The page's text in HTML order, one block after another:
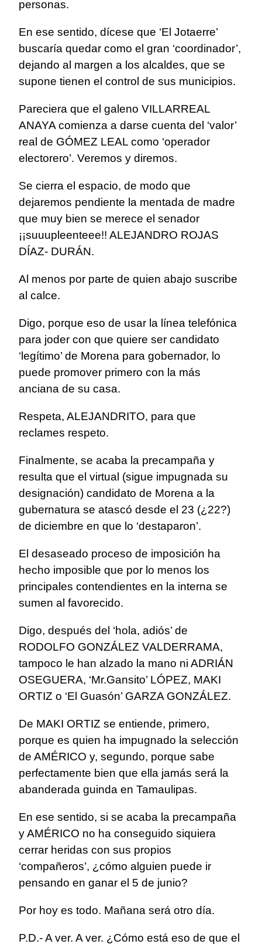
personas.
En ese sentido, dícese que ‘El Jotaerre’
buscaría quedar como el gran ‘coordinador’,
dejando al margen a los alcaldes, que se
supone tienen el control de sus municipios.
Pareciera que el galeno VILLARREAL
ANAYA comienza a darse cuenta del ‘valor’
real de GÓMEZ LEAL como ‘operador
electorero’. Veremos y diremos.
Se cierra el espacio, de modo que
dejaremos pendiente la mentada de madre
que muy bien se merece el senador
¡¡suuupleenteee!! ALEJANDRO ROJAS
DÍAZ- DURÁN.
Al menos por parte de quien abajo suscribe
al calce.
Digo, porque eso de usar la línea telefónica
para joder con que quiere ser candidato
‘legítimo’ de Morena para gobernador, lo
puede promover primero con la más
anciana de su casa.
Respeta, ALEJANDRITO, para que
reclames respeto.
Finalmente, se acaba la precampaña y
resulta que el virtual (sigue impugnada su
designación) candidato de Morena a la
gubernatura se atascó desde el 23 (¿22?)
de diciembre en que lo ‘destaparon’.
El desaseado proceso de imposición ha
hecho imposible que por lo menos los
principales contendientes en la interna se
sumen al favorecido.
Digo, después del ‘hola, adiós’ de
RODOLFO GONZÁLEZ VALDERRAMA,
tampoco le han alzado la mano ni ADRIÁN
OSEGUERA, ‘Mr.Gansito’ LÓPEZ, MAKI
ORTIZ o ‘El Guasón’ GARZA GONZÁLEZ.
De MAKI ORTIZ se entiende, primero,
porque es quien ha impugnado la selección
de AMÉRICO y, segundo, porque sabe
perfectamente bien que ella jamás será la
abanderada guinda en Tamaulipas.
En ese sentido, si se acaba la precampaña
y AMÉRICO no ha conseguido siquiera
cerrar heridas con sus propios
‘compañeros’, ¿cómo alguien puede ir
pensando en ganar el 5 de junio?
Por hoy es todo. Mañana será otro día.
P.D.- A ver. A ver. ¿Cómo está eso de que el